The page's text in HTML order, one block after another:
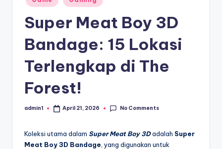
ni
in
Super Meat Boy 3D
Bandage: 15 Lokasi
Terlengkap di The
Forest!
Posted
admin1 April 21, 2026 No Comments
Koleksi utama dalam Super Meat Boy 3Dadalah Super
Meat Boy 3D Bandage , yang digunakan untuk